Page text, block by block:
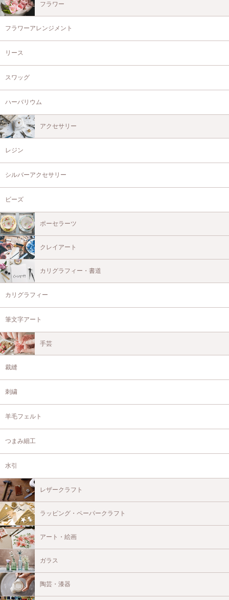
フラワー
フラワーアレンジメント
リース
スワッグ
ハーバリウム
アクセサリー
レジン
シルバーアクセサリー
ビーズ
ポーセラーツ
クレイアート
カリグラフィー・書道
カリグラフィー
筆文字アート
手芸
裁縫
刺繍
羊毛フェルト
つまみ細工
水引
レザークラフト
ラッピング・ペーパークラフト
アート・絵画
ガラス
陶芸・漆器